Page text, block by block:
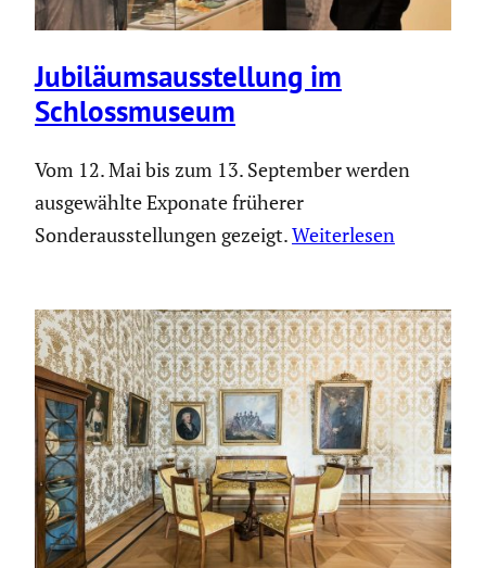
Jubilä­ums­aus­stel­lung im
Schloss­mu­seum
Vom 12. Mai bis zum 13. September werden
ausgewählte Exponate früherer
Sonderausstellungen gezeigt.Weiterlesen